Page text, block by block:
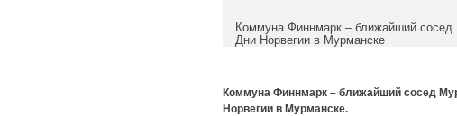
Коммуна Финнмарк – ближайший сосед
Дни Норвегии в Мурманске
Коммуна Финнмарк – ближайший сосед
Норвегии в Мурманске.